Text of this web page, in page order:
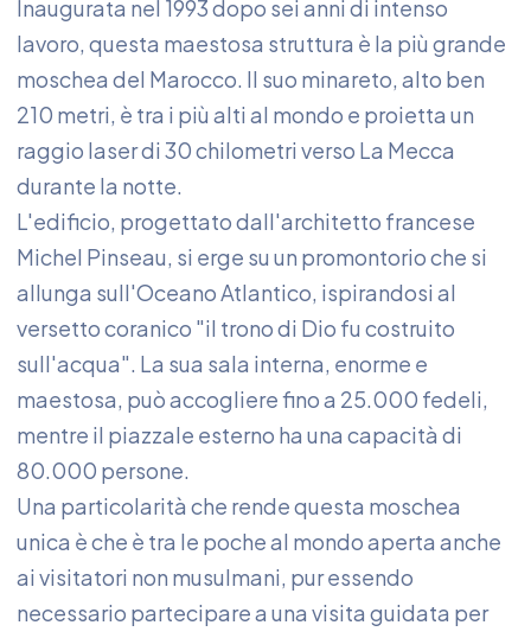
Inaugurata nel 1993 dopo sei anni di intenso
lavoro, questa maestosa struttura è la più grande
moschea del Marocco. Il suo minareto, alto ben
210 metri, è tra i più alti al mondo e proietta un
raggio laser di 30 chilometri verso La Mecca
durante la notte.
L'edificio, progettato dall'architetto francese
Michel Pinseau, si erge su un promontorio che si
allunga sull'Oceano Atlantico, ispirandosi al
versetto coranico "il trono di Dio fu costruito
sull'acqua". La sua sala interna, enorme e
maestosa, può accogliere fino a 25.000 fedeli,
mentre il piazzale esterno ha una capacità di
80.000 persone.
Una particolarità che rende questa moschea
unica è che è tra le poche al mondo aperta anche
ai visitatori non musulmani, pur essendo
necessario partecipare a una visita guidata per